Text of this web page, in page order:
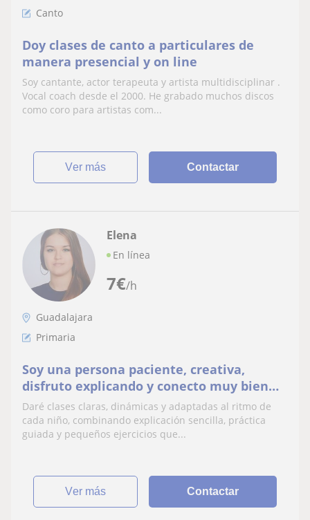
Canto
Doy clases de canto a particulares de
manera presencial y on line
Soy cantante, actor terapeuta y artista multidisciplinar .
Vocal coach desde el 2000. He grabado muchos discos
como coro para artistas com...
ver más Contactar
7€/h
Elena
En línea
Guadalajara
Primaria
Soy una persona paciente, creativa,
disfruto explicando y conecto muy bien
con niños. Daré clases adaptadas a su
ritmo.
Daré clases claras, dinámicas y adaptadas al ritmo de
cada niño, combinando explicación sencilla, práctica
guiada y pequeños ejercicios que...
ver más Contactar